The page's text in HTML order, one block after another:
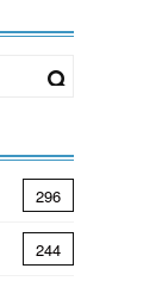
296
244